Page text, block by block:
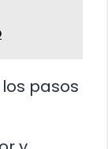
pasos